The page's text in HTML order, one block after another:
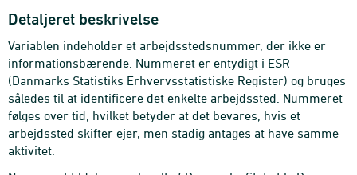
Detaljeret beskrivelse
Variablen indeholder et arbejdsstedsnummer, der ikke er
informationsbærende. Nummeret er entydigt i ESR
(Danmarks Statistiks Erhvervsstatistiske Register) og bruges
således til at identificere det enkelte arbejdssted. Nummeret
følges over tid, hvilket betyder at det bevares, hvis et
arbejdssted skifter ejer, men stadig antages at have samme
aktivitet.